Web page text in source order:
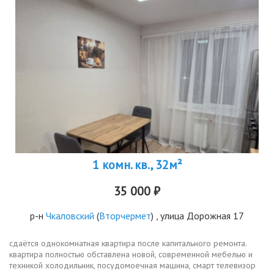
1 комн. кв., 32м²
35 000 ₽
р-н Чкаловский (Вторчермет) , улица Дорожная 17
сдаётся однокомнатная квартира после капитального ремонта.
квартира полностью обставлена новой, современной мебелью и
техникой холодильник, посудомоечная машина, смарт телевизор